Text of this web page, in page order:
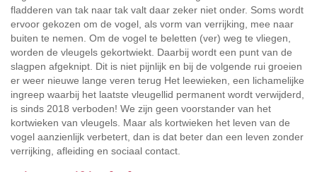
fladderen van tak naar tak valt daar zeker niet onder. Soms wordt
ervoor gekozen om de vogel, als vorm van verrijking, mee naar
buiten te nemen. Om de vogel te beletten (ver) weg te vliegen,
worden de vleugels gekortwiekt. Daarbij wordt een punt van de
slagpen afgeknipt. Dit is niet pijnlijk en bij de volgende rui groeien
er weer nieuwe lange veren terug Het leewieken, een lichamelijke
ingreep waarbij het laatste vleugellid permanent wordt verwijderd,
is sinds 2018 verboden! We zijn geen voorstander van het
kortwieken van vleugels. Maar als kortwieken het leven van de
vogel aanzienlijk verbetert, dan is dat beter dan een leven zonder
verrijking, afleiding en sociaal contact.